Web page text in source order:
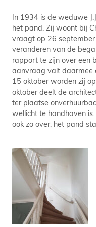
In 1934 is de weduwe
het pand. Zij woont bij
vraagt op 26
veranderen van de
rapport te zijn over een
aanvraag valt daarmee
15 oktober worden zij
oktober deelt de
ter plaatse
wellicht te handhaven
ook zo over; het pand